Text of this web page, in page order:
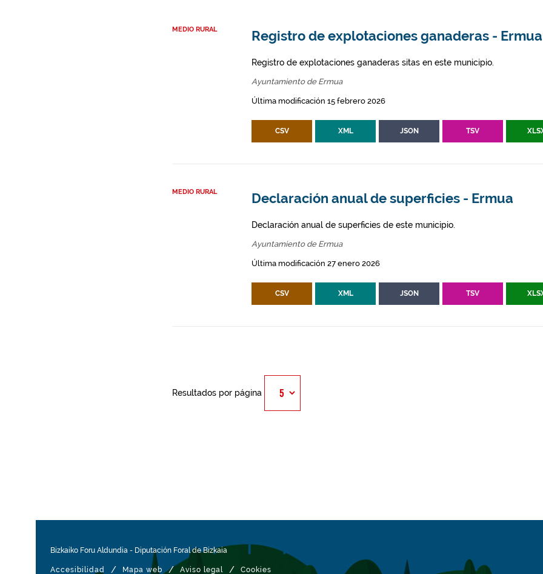
MEDIO RURAL Registro de explotaciones ganaderas - Ermua
Registro de explotaciones ganaderas sitas en este municipio.
Ayuntamiento de Ermua
Última modificación 15 febrero 2026
CSV XML JSON TSV
MEDIO RURAL Declaración anual de superficies - Ermua
Declaración anual de superficies de este municipio.
Ayuntamiento de Ermua
Última modificación 27 enero 2026
CSV XML JSON TSV
Resultados por página
Bizkaiko Foru Aldundia - Diputación Foral de Bizkaia
Accesibilidad / Mapa web / Aviso legal / Cookies